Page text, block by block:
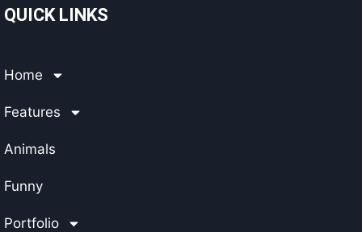
QUICK LINKS
Home
Features
Animals
Funny
Portfolio